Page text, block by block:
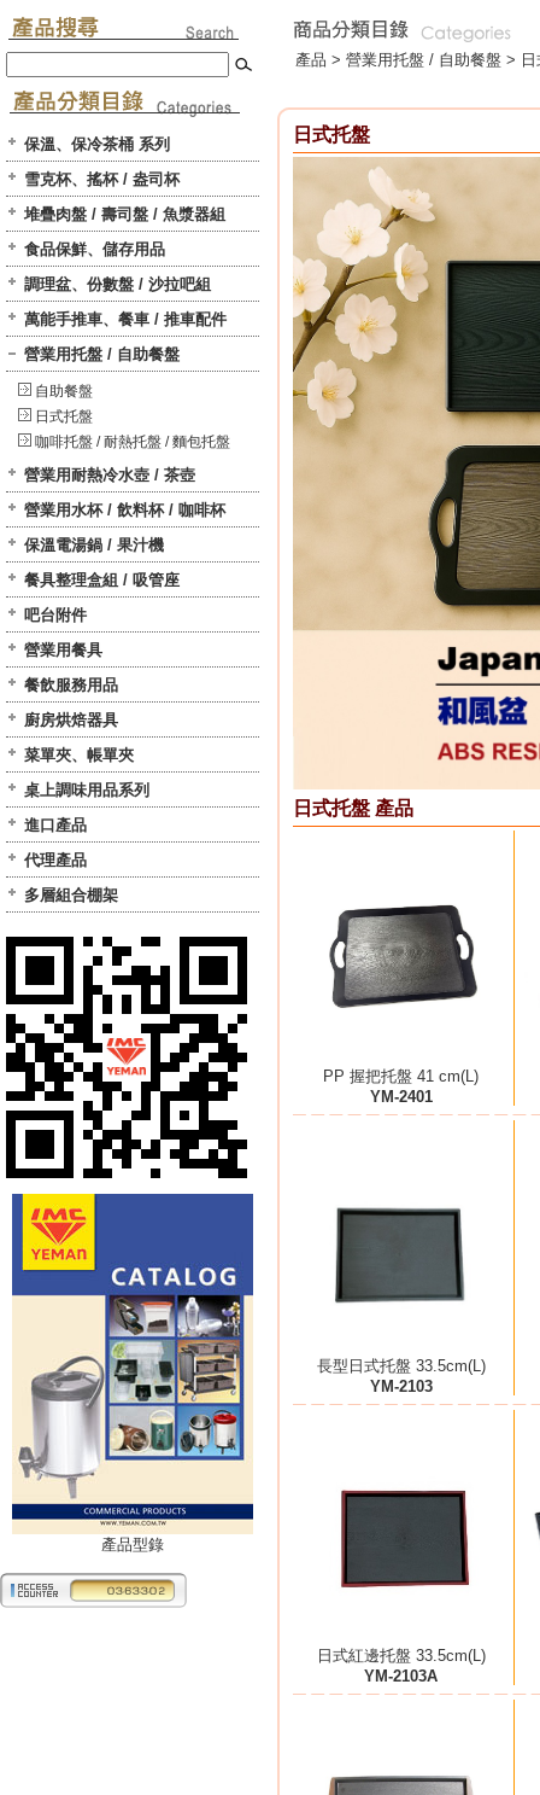
保溫、保冷茶桶 系列
雪克杯、搖杯 / 盎司杯
堆疊肉盤 / 壽司盤 / 魚漿器組
食品保鮮、儲存用品
調理盆、份數盤 / 沙拉吧組
萬能手推車、餐車 / 推車配件
營業用托盤 / 自助餐盤
自助餐盤
日式托盤
咖啡托盤 / 耐熱托盤 / 麵包托盤
營業用耐熱冷水壺 / 茶壺
營業用水杯 / 飲料杯 / 咖啡杯
保溫電湯鍋 / 果汁機
餐具整理盒組 / 吸管座
吧台附件
營業用餐具
餐飲服務用品
廚房烘焙器具
菜單夾、帳單夾
桌上調味用品系列
進口產品
代理產品
多層組合棚架
產品型錄
產品 > 營業用托盤 / 自助餐盤 >
日式托盤
日式托盤 產品
PP 握把托盤 41 cm(L)
YM-2401
長型日式托盤 33.5cm(L)
YM-2103
日式紅邊托盤 33.5cm(L)
YM-2103A